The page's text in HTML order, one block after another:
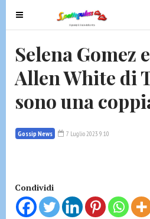
T
o
g
e
n
v
i
t
o
Selena Gomez
Allen White di
sono una
Gossip News 7 Luglio 2023 9:10
Condividi